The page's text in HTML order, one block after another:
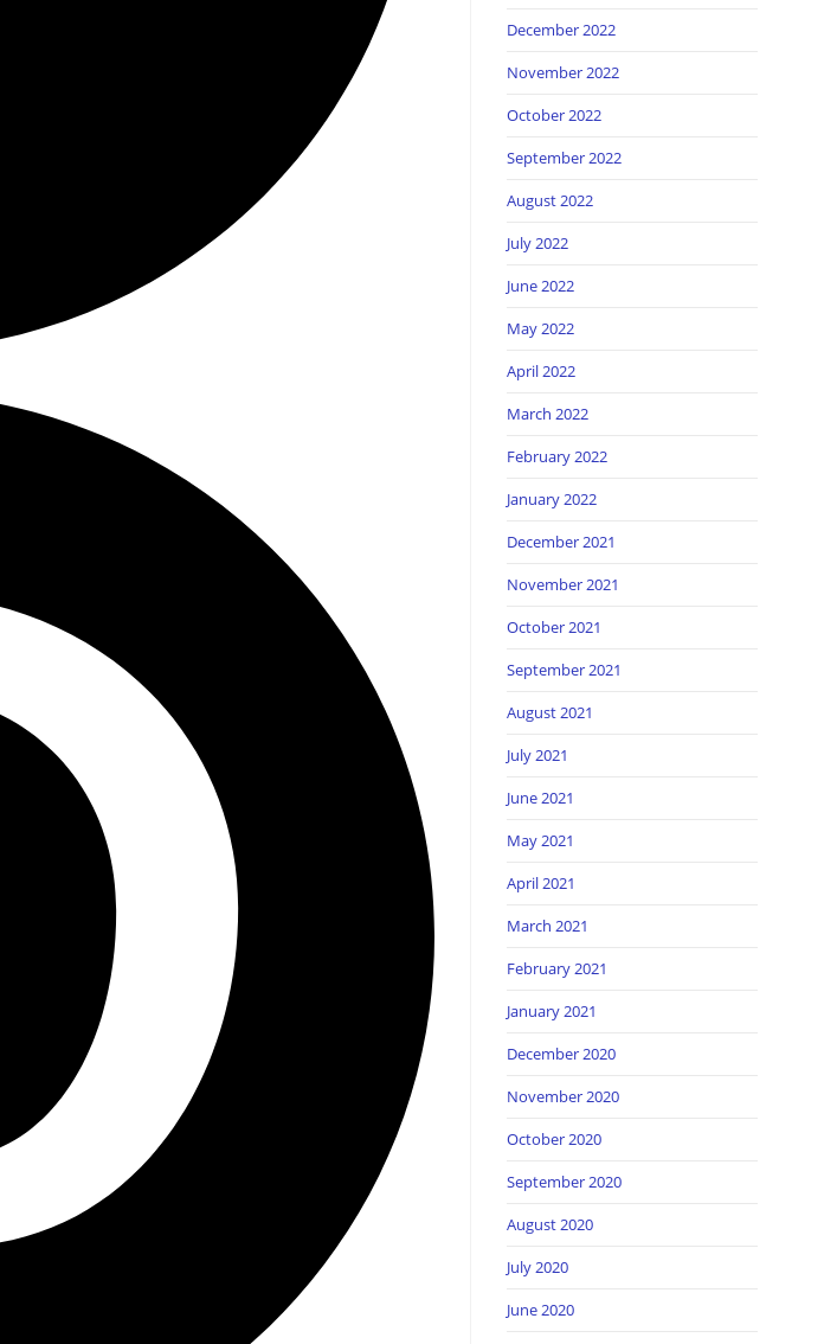
December 2022
November 2022
October 2022
September 2022
August 2022
July 2022
June 2022
May 2022
April 2022
March 2022
February 2022
January 2022
December 2021
November 2021
October 2021
September 2021
August 2021
July 2021
June 2021
May 2021
April 2021
March 2021
February 2021
January 2021
December 2020
November 2020
October 2020
September 2020
August 2020
July 2020
June 2020